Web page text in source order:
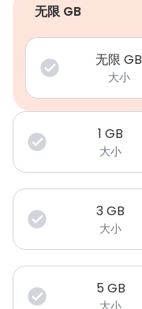
无限 GB
无限 GB
大小
1 GB
大小
3GB
大小
5 GB
大小